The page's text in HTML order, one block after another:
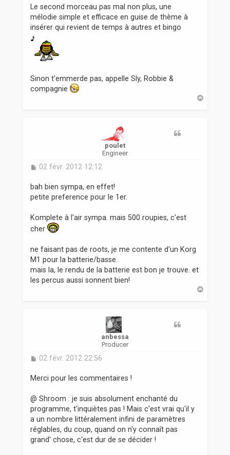
Le second morceau pas mal non plus, une
mélodie simple et efficace en guise de thème à
insérer qui revient de temps à autres et bingo
Sinon t'emmerde pas, appelle Sly, Robbie &
compagnie
poulet
Engineer
M
s
a
e
02 févr. 2012 12:12
bah bien sympa, en effet!
petite preference pour le 1er.
Komplete à l'air sympa. mais 500 roupies, c'est
cher
ne faisant pas de roots, je me contente d'un Korg
M1 pour la batterie/basse.
mais la, le rendu de la batterie est bon je trouve. et
les percus aussi sonnent bien!
anbessa
Producer
M
s
g
e
02 févr. 2012 22:56
Merci pour les commentaires !
@ Shroom : je suis absolument enchanté du
programme, t'inquiètes pas ! Mais c'est vrai qu'il y
a un nombre littéralement infini de paramètres
réglables, du coup, quand on n'y connaît pas
grand' chose, c'est dur de se décider !